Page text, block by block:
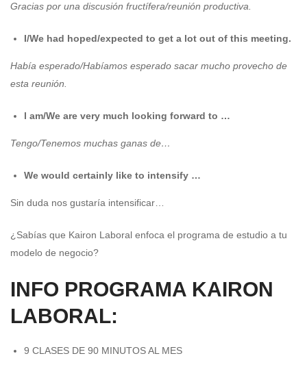
Gracias por una discusión fructífera/reunión productiva.
I/We had hoped/expected to get a lot out of this meeting.
Había esperado/Habíamos esperado sacar mucho provecho de
esta reunión.
l am/We are very much looking forward to …
Tengo/Tenemos muchas ganas de…
We would certainly like to intensify …
Sin duda nos gustaría intensificar…
¿Sabías que Kairon Laboral enfoca el programa de estudio a tu
modelo de negocio?
INFO PROGRAMA KAIRON
LABORAL:
9 CLASES DE 90 MINUTOS AL MES